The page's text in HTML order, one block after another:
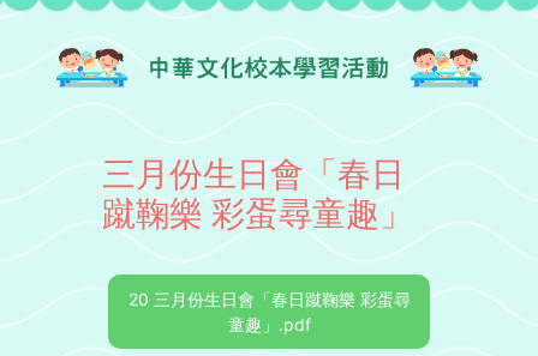
三月份生日會「春日
蹴鞠樂 彩蛋尋童趣」
20 三月份生日會「春日蹴鞠樂 彩蛋尋
童趣」.pdf